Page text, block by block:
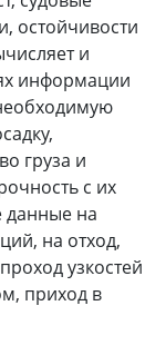
остойчивости
и
информации
груза и
с их
данные на
на отход,
узкостей
приход в